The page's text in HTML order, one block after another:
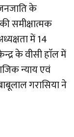
के
समीक्षात्मक
में 14
के वीसी हाॅल में
न्याय एवं
गरासिया ने